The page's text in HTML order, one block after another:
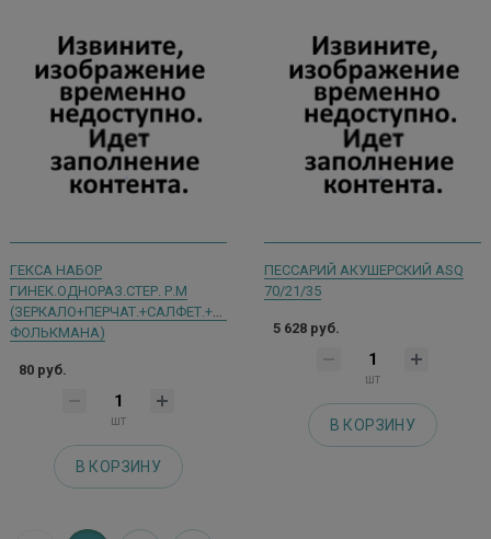
ГЕКСА НАБОР
ГИНЕК.ОДНОРАЗ.СТЕР. Р.М
(ЗЕРКАЛО+ПЕРЧАТ.+САЛФЕТ.+ЛОЖКА
ФОЛЬКМАНА)
80 руб.
шт
В КОРЗИНУ
ПЕССАРИЙ АКУШЕРСКИЙ ASQ
70/21/35
5 628 руб.
шт
В КОРЗИНУ